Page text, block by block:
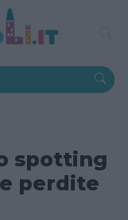
spotting
perdite